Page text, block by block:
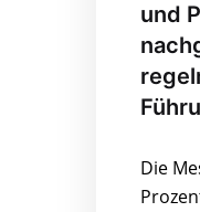
und
Die